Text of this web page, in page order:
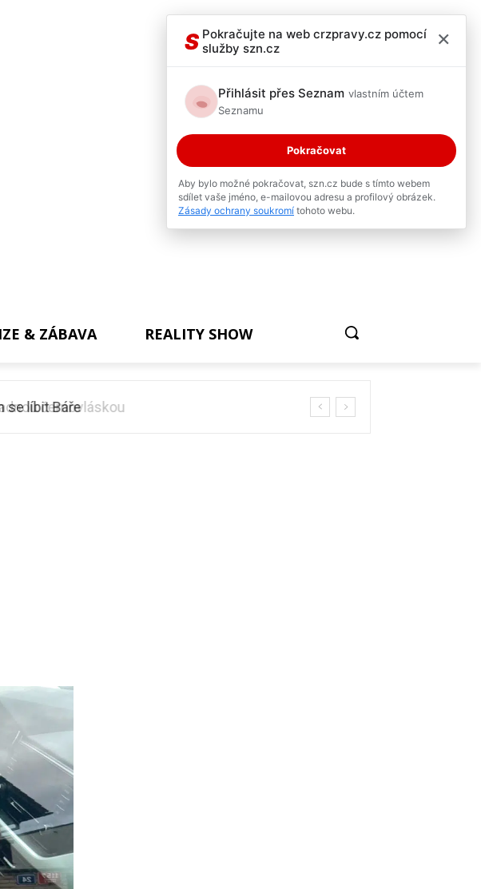
& ZÁBAVA REALITY SHOW
černovláskou
S Pokračujte na web crzpravy.cz pomocí
služby szn.cz
×
Přihlásit přes Seznam vlastním účtem
Seznamu
Pokračovat
Aby bylo možné pokračovat, szn.cz bude s tímto webem
sdílet vaše jméno, e-mailovou adresu a profilový obrázek.
Zásady ochrany soukromí tohoto webu.